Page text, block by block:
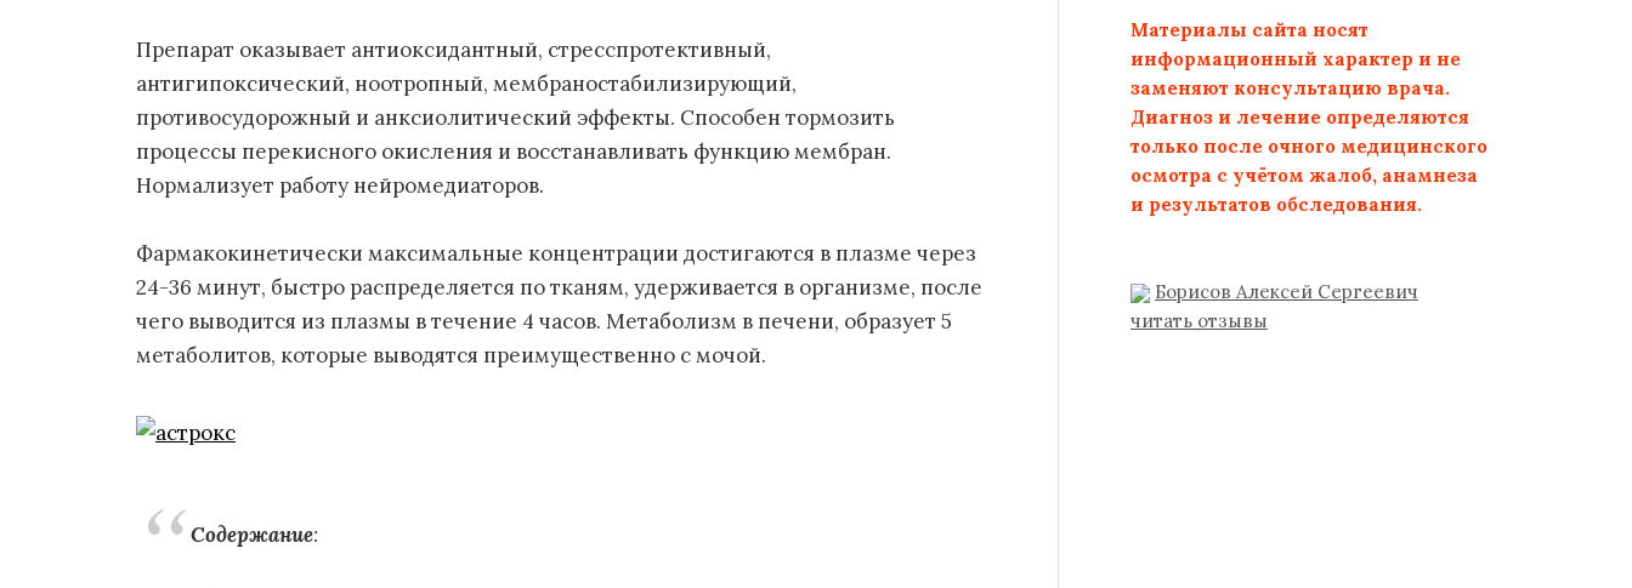
Препарат оказывает антиоксидантный, стресспротективный,
антигипоксический, ноотропный, мембраностабилизирующий,
противосудорожный и анксиолитический эффекты. Способен тормозить
процессы перекисного окисления и восстанавливать функцию мембран.
Нормализует работу нейромедиаторов.
Фармакокинетически максимальные концентрации достигаются в плазме через
24-36 минут, быстро распределяется по тканям, удерживается в организме, после
чего выводится из плазмы в течение 4 часов. Метаболизм в печени, образует 5
метаболитов, которые выводятся преимущественно с мочой.
Содержание:
Материалы сайта носят
информационный характер и не
заменяют консультацию врача.
Диагноз и лечение определяются
только после очного медицинского
осмотра с учётом жалоб, анамнеза
и результатов обследования.
Борисов Алексей Сергеевич
читать отзывы